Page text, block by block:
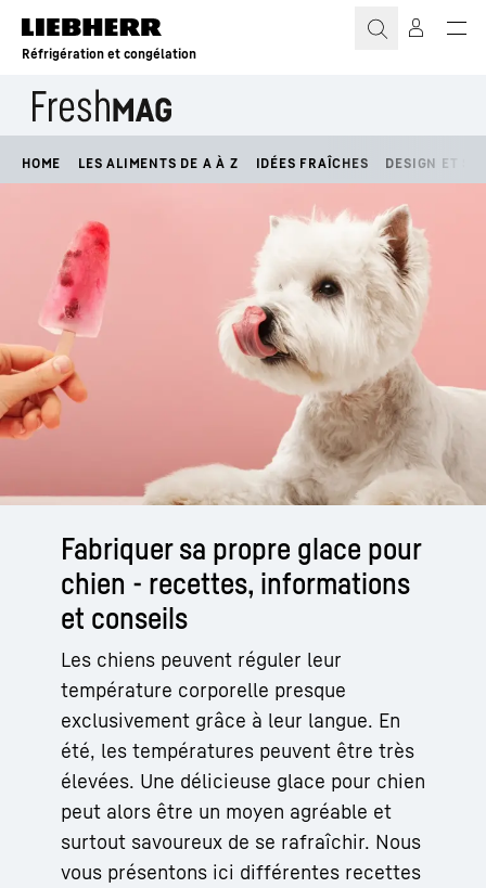
Réfrigération et congélation
HOME LES ALIMENTS DE A À Z IDÉES FRAÎCHES DESIGN ET
Fabriquer sa propre glace pour
chien - recettes, informations
et conseils
Les chiens peuvent réguler leur
température corporelle presque
exclusivement grâce à leur langue. En
été, les températures peuvent être très
élevées. Une délicieuse glace pour chien
peut alors être un moyen agréable et
surtout savoureux de se rafraîchir. Nous
vous présentons ici différentes recettes